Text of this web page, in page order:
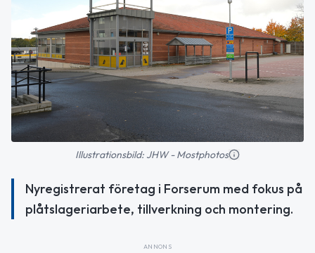
Illustrationsbild: JHW - Mostphotos
Nyregistrerat företag i Forserum med fokus på
plåtslageriarbete, tillverkning och montering.
ANNONS